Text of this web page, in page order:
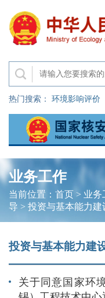
热门搜索： 环境影响评价
业务工作
当前位置： 首页> 业务
导 > 投资与基本能力建
投资与基本能力建
关于同意国家环